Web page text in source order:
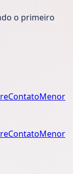
o primeiro
ContatoMenor
ContatoMenor